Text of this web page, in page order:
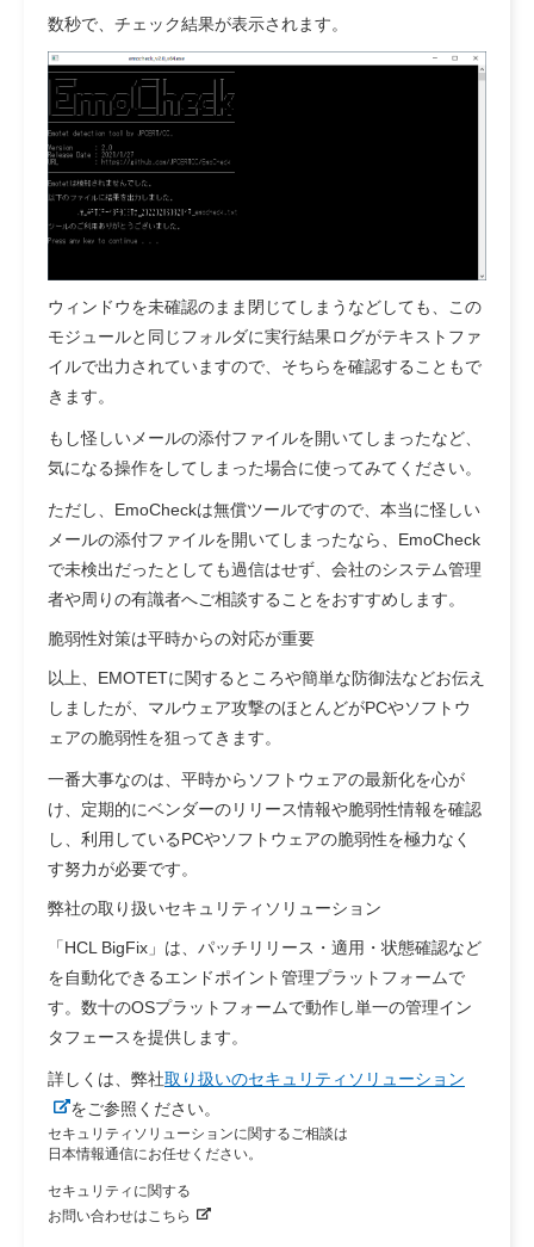
数秒で、チェック結果が表示されます。
ウィンドウを未確認のまま閉じてしまうなどしても、この
モジュールと同じフォルダに実行結果ログがテキストファ
イルで出力されていますので、そちらを確認することもで
きます。
もし怪しいメールの添付ファイルを開いてしまったなど、
気になる操作をしてしまった場合に使ってみてください。
ただし、EmoCheckは無償ツールですので、本当に怪しい
メールの添付ファイルを開いてしまったなら、EmoCheck
で未検出だったとしても過信はせず、会社のシステム管理
者や周りの有識者へご相談することをおすすめします。
脆弱性対策は平時からの対応が重要
以上、EMOTETに関するところや簡単な防御法などお伝え
しましたが、マルウェア攻撃のほとんどがPCやソフトウ
ェアの脆弱性を狙ってきます。
一番大事なのは、平時からソフトウェアの最新化を心が
け、定期的にベンダーのリリース情報や脆弱性情報を確認
し、利用しているPCやソフトウェアの脆弱性を極力なく
す努力が必要です。
弊社の取り扱いセキュリティソリューション
「HCL BigFix」は、パッチリリース・適用・状態確認など
を自動化できるエンドポイント管理プラットフォームで
す。数十のOSプラットフォームで動作し単一の管理イン
タフェースを提供します。
詳しくは、弊社取り扱いのセキュリティソリューション
をご参照ください。
セキュリティソリューションに関するご相談は
日本情報通信にお任せください。
セキュリティに関する
お問い合わせはこちら